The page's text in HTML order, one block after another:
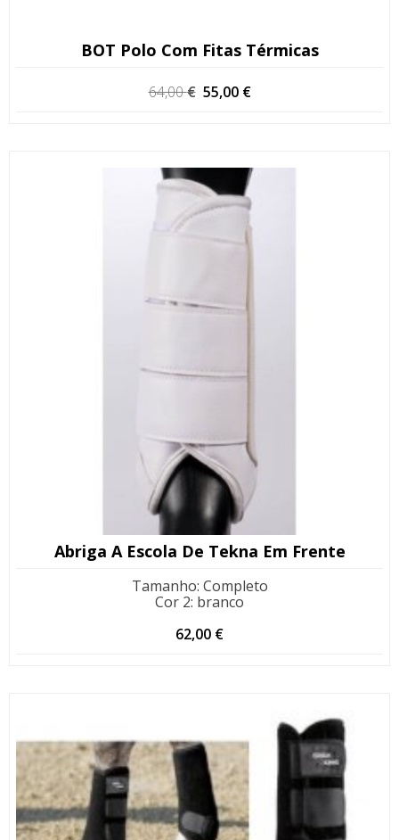
BOT Polo Com Fitas Térmicas
64,00€ O
64,00 €.
55,00 €
55,00 €.
Abriga A Escola De Tekna Em Frente
Tamanho: Completo
Cor 2: branco
62,00 €